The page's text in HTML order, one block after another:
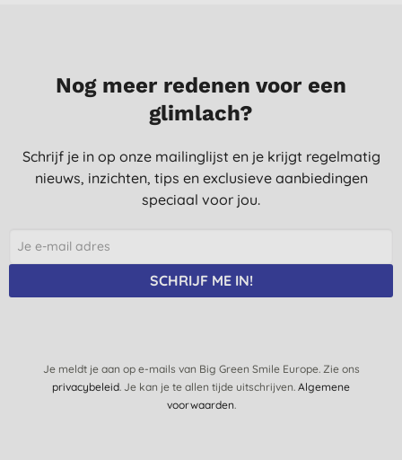
Nog meer redenen voor een
glimlach?
Schrijf je in op onze mailinglijst en je krijgt regelmatig
nieuws, inzichten, tips en exclusieve aanbiedingen
speciaal voor jou.
SCHRIJF ME IN!
Je meldt je aan op e-mails van Big Green Smile Europe. Zie ons
privacybeleid. Je kan je te allen tijde uitschrijven. Algemene
voorwaarden.